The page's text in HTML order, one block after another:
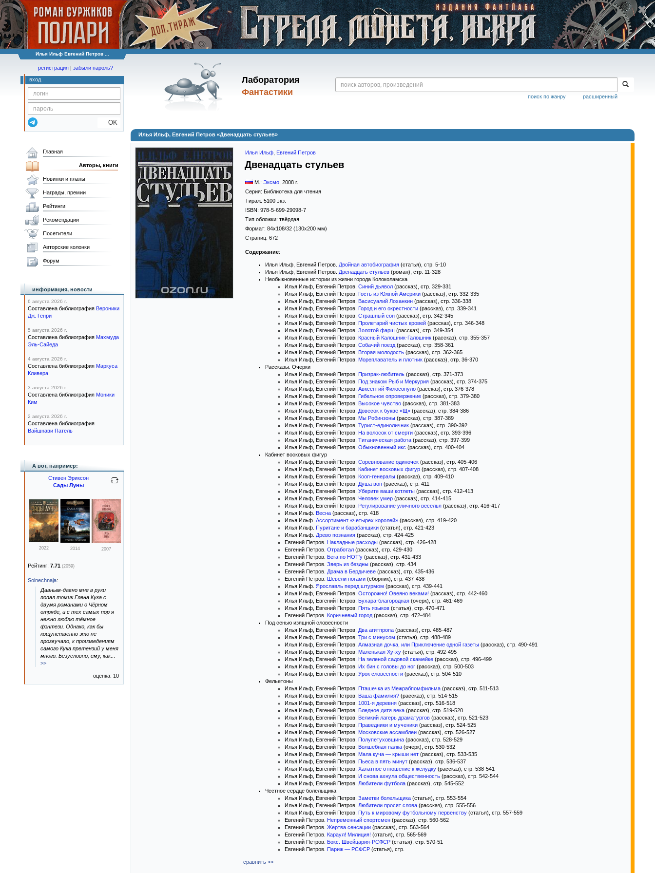
Илья Ильф Евгений Петров ...
Лаборатория
Фантастики
расширенный
поиск по жанру
регистрация | забыли пароль?
вход
OK
Илья Ильф, Евгений Петров «Двенадцать стульев»
Илья Ильф Евгений Петров
Двенадцать стульев
М.: Эксмо 2008 г.
Серия: Библиотека для чтения
Тираж: 5100 экз.
ISBN: 978-5-699-29098-7
Тип обложки: твёрдая
Формат: 84x108/32 (130x200 мм)
Страниц: 672
Содержание:
Илья Ильф, Евгений Петров. Двойная автобиография (статья), стр. 5-10
Илья Ильф, Евгений Петров. Двенадцать стульев (роман), стр. 11-328
Необыкновенные истории из жизни города Колоколамска
Илья Ильф, Евгений Петров. Синий дьявол (рассказ), стр. 329-331
Илья Ильф, Евгений Петров. Гость из Южной Америки (рассказ), стр. 332-335
Илья Ильф, Евгений Петров. Васисуалий Лоханкин (рассказ), стр. 336-338
Илья Ильф, Евгений Петров. Город и его окрестности (рассказ), стр. 339-341
Илья Ильф, Евгений Петров. Страшный сон (рассказ), стр. 342-345
Илья Ильф, Евгений Петров. Пролетарий чистых кровей (рассказ), стр. 346-348
Илья Ильф, Евгений Петров. Золотой фарш (рассказ), стр. 349-354
Илья Ильф, Евгений Петров. Красный Калошник-Галошник (рассказ), стр. 355-357
Илья Ильф, Евгений Петров. Собачий поезд (рассказ), стр. 358-361
Илья Ильф, Евгений Петров. Вторая молодость (рассказ), стр. 362-365
Илья Ильф, Евгений Петров. Мореплаватель и плотник (рассказ), стр. 36-370
Рассказы. Очерки
Илья Ильф, Евгений Петров. Призрак-любитель (рассказ), стр. 371-373
Илья Ильф, Евгений Петров. Под знаком Рыб и Меркурия (рассказ), стр. 374-375
Илья Ильф, Евгений Петров. Авксентий Филосопуло (рассказ), стр. 376-378
Илья Ильф, Евгений Петров. Гибельное опровержение (рассказ), стр. 379-380
Илья Ильф, Евгений Петров. Высокое чувство (рассказ), стр. 381-383
Илья Ильф, Евгений Петров. Довесок к букве «Щ» (рассказ), стр. 384-386
Илья Ильф, Евгений Петров. Мы Робинзоны (рассказ), стр. 387-389
Илья Ильф, Евгений Петров. Турист-единоличник (рассказ), стр. 390-392
Илья Ильф, Евгений Петров. На волосок от смерти (рассказ), стр. 393-396
Илья Ильф, Евгений Петров. Титаническая работа (рассказ), стр. 397-399
Илья Ильф, Евгений Петров. Обыкновенный икс (рассказ), стр. 400-404
Кабинет восковых фигур
Илья Ильф, Евгений Петров. Соревнование одиночек (рассказ), стр. 405-406
Илья Ильф, Евгений Петров. Кабинет восковых фигур (рассказ), стр. 407-408
Илья Ильф, Евгений Петров. Кооп-генералы (рассказ), стр. 409-410
Илья Ильф, Евгений Петров. Душа вон (рассказ), стр. 411
Илья Ильф, Евгений Петров. Уберите ваши котлеты (рассказ), стр. 412-413
Илья Ильф, Евгений Петров. Человек умер (рассказ), стр. 414-415
Илья Ильф, Евгений Петров. Регулирование уличного веселья (рассказ), стр. 416-417
Илья Ильф. Весна (рассказ), стр. 418
Илья Ильф. Ассортимент «четырех королей» (рассказ), стр. 419-420
Илья Ильф. Пуритане и барабанщики (статья), стр. 421-423
Илья Ильф. Древо познания (рассказ), стр. 424-425
Евгений Петров. Накладные расходы (рассказ), стр. 426-428
Евгений Петров. Отработал (рассказ), стр. 429-430
Евгений Петров. Бега по НОТ'у (рассказ), стр. 431-433
Евгений Петров. Зверь из бездны (рассказ), стр. 434
Евгений Петров. Драма в Бердичеве (рассказ), стр. 435-436
Евгений Петров. Шевели ногами (сборник), стр. 437-438
Илья Ильф. Ярославль перед штурмом (рассказ), стр. 439-441
Илья Ильф, Евгений Петров. Осторожно! Овеяно веками! (рассказ), стр. 442-460
Илья Ильф, Евгений Петров. Бухара-благородная (очерк), стр. 461-469
Илья Ильф, Евгений Петров. Пять языков (статья), стр. 470-471
Евгений Петров. Коричневый город (рассказ), стр. 472-484
Под сенью изящной словесности
Илья Ильф, Евгений Петров. Два агитпропа (рассказ), стр. 485-487
Илья Ильф, Евгений Петров. Три с минусом (статья), стр. 488-489
Илья Ильф, Евгений Петров. Алмазная дочка, или Приключение одной газеты (рассказ), стр. 490-491
Илья Ильф, Евгений Петров. Маленькая Ху-ху (статья), стр. 492-495
Илья Ильф, Евгений Петров. На зеленой садовой скамейке (рассказ), стр. 496-499
Илья Ильф, Евгений Петров. Их бин с головы до ног (рассказ), стр. 500-503
Илья Ильф, Евгений Петров. Урок словесности (рассказ), стр. 504-510
Фельетоны
Илья Ильф, Евгений Петров. Пташечка из Межрабпомфильма (рассказ), стр. 511-513
Илья Ильф, Евгений Петров. Ваша фамилия? (рассказ), стр. 514-515
Илья Ильф, Евгений Петров. 1001-я деревня (рассказ), стр. 516-518
Илья Ильф, Евгений Петров. Бледное дитя века (рассказ), стр. 519-520
Илья Ильф, Евгений Петров. Великий лагерь драматургов (рассказ), стр. 521-523
Илья Ильф, Евгений Петров. Праведники и мученики (рассказ), стр. 524-525
Илья Ильф, Евгений Петров. Московские ассамблеи (рассказ), стр. 526-527
Илья Ильф, Евгений Петров. Полупетуховщина (рассказ), стр. 528-529
Илья Ильф, Евгений Петров. Волшебная палка (очерк), стр. 530-532
Илья Ильф, Евгений Петров. Мала куча — крыши нет (рассказ), стр. 533-535
Илья Ильф, Евгений Петров. Пьеса в пять минут (рассказ), стр. 536-537
Илья Ильф, Евгений Петров. Халатное отношение к желудку (рассказ), стр. 538-541
Илья Ильф, Евгений Петров. И снова ахнула общественность (рассказ), стр. 542-544
Илья Ильф, Евгений Петров. Любители футбола (рассказ), стр. 545-552
Честное сердце болельщика
Илья Ильф, Евгений Петров. Заметки болельщика (статья), стр. 553-554
Илья Ильф, Евгений Петров. Любители просят слова (рассказ), стр. 555-556
Илья Ильф, Евгений Петров. Путь к мировому футбольному первенству (статья), стр. 557-559
Евгений Петров. Непременный спортсмен (рассказ), стр. 560-562
Евгений Петров. Жертва сенсации (рассказ), стр. 563-564
Евгений Петров. Караул! Милиция! (статья), стр. 565-569
Евгений Петров. Бокс. Швейцария-РСФСР (статья), стр. 570-51
Евгений Петров. Париж — РСФСР (статья), стр.
сравнить >>
Главная
Авторы, книги
Новинки и планы
Награды, премии
Рейтинги
Рекомендации
Посетители
Авторские колонки
Форум
информация, новости
6 августа 2026 г.
Составлена библиография Вероники
Дж. Генри
5 августа 2026 г.
Составлена библиография Махмуда
Эль-Сайеда
4 августа 2026 г.
Составлена библиография Маркуса
Кливера
3 августа 2026 г.
Составлена библиография Моники
Ким
2 августа 2026 г.
Составлена библиография
Вайшнави Патель
А вот, например:
Стивен Эриксон
Сады Луны
2022 2014 2007
Рейтинг: 7.71 (2059)
Solnechnaja:
Давным-давно мне в руки
попал томик Глена Кука с
двумя романами о Чёрном
отряде, и с тех самых пор я
нежно люблю тёмное
фэнтези. Однако, как бы
кощунственно это не
прозвучало, к произведениям
самого Кука претензий у меня
много. Безусловно, ему, как...
>>
оценка: 10